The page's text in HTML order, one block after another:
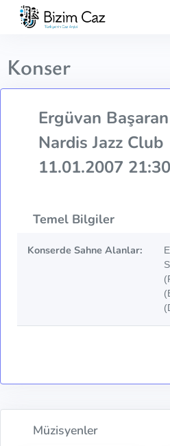
Konser
Ergüvan
Nardis Jazz Club
11.01.2007 21:30
Temel Bilgiler
Konserde Sahne Alanlar:
Müzisyenler